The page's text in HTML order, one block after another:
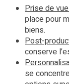
Prise de
place pour
biens.
Post-
conserve
se